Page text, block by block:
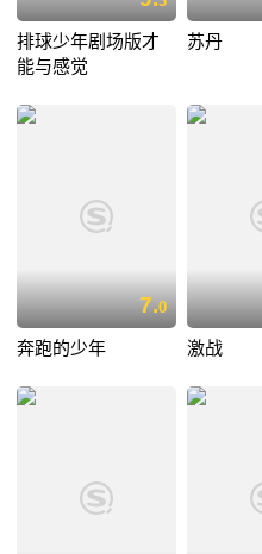
排球少年剧场版才
能与感觉
苏丹
7.0
奔跑的少年 激战